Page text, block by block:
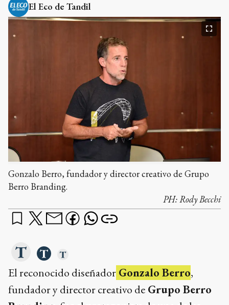
El Eco de Tandil
Gonzalo Berro, fundador y director creativo de Grupo
Berro Branding.
PH:Rody Becchi
El reconocido diseñador Gonzalo Berro,
fundador y director creativo de Grupo Berro